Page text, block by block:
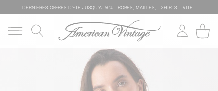
DERNIÈRES OFFRES D'ÉTÊ JUSQU'À -50% : ROBES, MAILLES, T-SHIRTS... VITE !